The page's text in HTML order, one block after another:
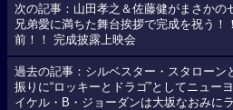
次の記事：山田孝之＆佐藤健がまさかの
兄弟愛に満ちた舞台挨拶で完成を祝う！
前！！ 完成披露上映会
過去の記事：シルベスター・スタローン
振りに“ロッキーとドラゴ”としてニュー
イケル・B・ジョーダンは大坂なおみに